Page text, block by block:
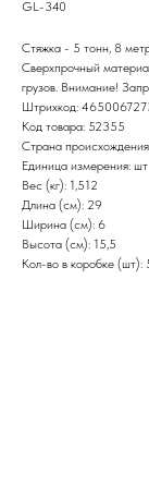
GL-340
Стяжка - 5 тонн, 8
Сверхпрочный
грузов. Внимание!
Штрихкод:
Код товара: 52355
Страна
Единица измерения: шт
Вес (кг): 1,512
Длина (см): 29
Ширина (см): 6
Высота (см): 15,5
Кол-во в коробке (шт):